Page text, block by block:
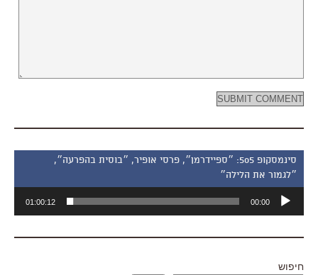
סינמסקופ 505: ״ספיידרמן״, פרסי אופיר, ״בוסית בהפרעה״,
״לגמור את הלילה״
אודיו
00:00
01:00:12
חיפוש